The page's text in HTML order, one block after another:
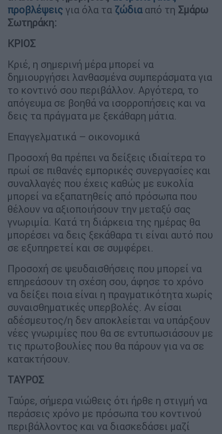
προβλέψεις για όλα τα ζώδιααπό τη Σμάρω
Σωτηράκη:
ΚΡΙΟΣ
Κριέ, η σημερινή μέρα μπορεί να
δημιουργήσει λανθασμένα συμπεράσματα για
το κοντινό σου περιβάλλον. Αργότερα, το
απόγευμα σε βοηθά να ισορροπήσεις και να
δεις τα πράγματα με ξεκάθαρη μάτια.
Επαγγελματικά – οικονομικά
Προσοχή θα πρέπει να δείξεις ιδιαίτερα το
πρωί σε πιθανές εμπορικές συνεργασίες και
συναλλαγές που έχεις καθώς με ευκολία
μπορεί να εξαπατηθείς από πρόσωπα που
θέλουν να αξιοποιήσουν την μεταξύ σας
γνωριμία. Κατά τη διάρκεια της ημέρας θα
μπορέσει να δεις ξεκάθαρα τι είναι αυτό που
σε εξυπηρετεί και σε συμφέρει.
Προσοχή σε ψευδαισθήσεις που μπορεί να
επηρεάσουν τη σχέση σου, άφησε το χρόνο
να δείξει ποια είναι η πραγματικότητα χωρίς
συναισθηματικές υπερβολές. Αν είσαι
αδέσμευτος/η δεν αποκλείεται να υπάρξουν
νέες γνωριμίες που θα σε εντυπωσιάσουν με
τις πρωτοβουλίες που θα πάρουν για να σε
κατακτήσουν.
ΤΑΥΡΟΣ
Ταύρε, σήμερα νιώθεις ότι ήρθε η στιγμή να
περάσεις χρόνο με πρόσωπα του κοντινού
περιβάλλοντος και να διασκεδάσει μαζί